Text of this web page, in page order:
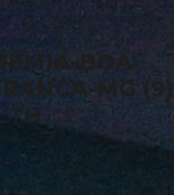
BOA-
MG (9)